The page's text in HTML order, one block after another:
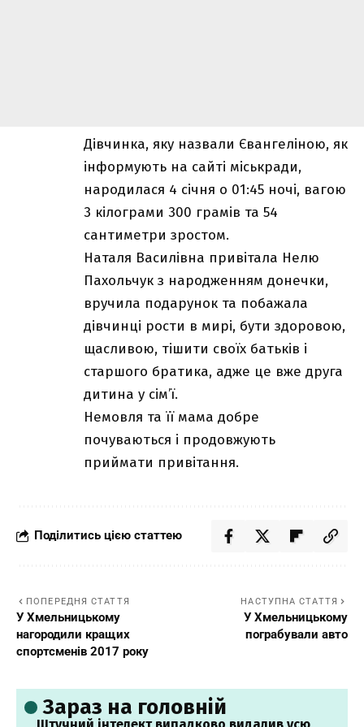
Дівчинка, яку назвали Євангеліною, як
інформують на сайті міськради,
народилася 4 січня о 01:45 ночі, вагою
3 кілограми 300 грамів та 54
сантиметри зростом.
Наталя Василівна привітала Нелю
Пахольчук з народженням донечки,
вручила подарунок та побажала
дівчинці рости в мирі, бути здоровою,
щасливою, тішити своїх батьків і
старшого братика, адже це вже друга
дитина у сім’ї.
Немовля та її мама добре
почуваються і продовжують
приймати привітання.
Поділитись цією статтею
ПОПЕРЕДНЯ СТАТТЯ
У Хмельницькому
нагородили кращих
спортсменів 2017 року
НАСТУПНА СТАТТЯ
У Хмельницькому
пограбували авто
Зараз на головній